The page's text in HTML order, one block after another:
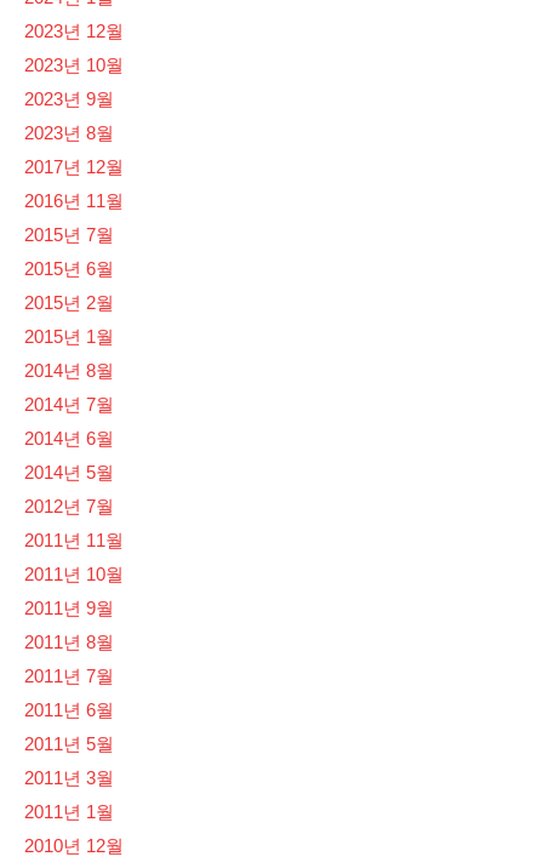
2023년 12월
2023년 10월
2023년 9월
2023년 8월
2017년 12월
2016년 11월
2015년 7월
2015년 6월
2015년 2월
2015년 1월
2014년 8월
2014년 7월
2014년 6월
2014년 5월
2012년 7월
2011년 11월
2011년 10월
2011년 9월
2011년 8월
2011년 7월
2011년 6월
2011년 5월
2011년 3월
2011년 1월
2010년 12월